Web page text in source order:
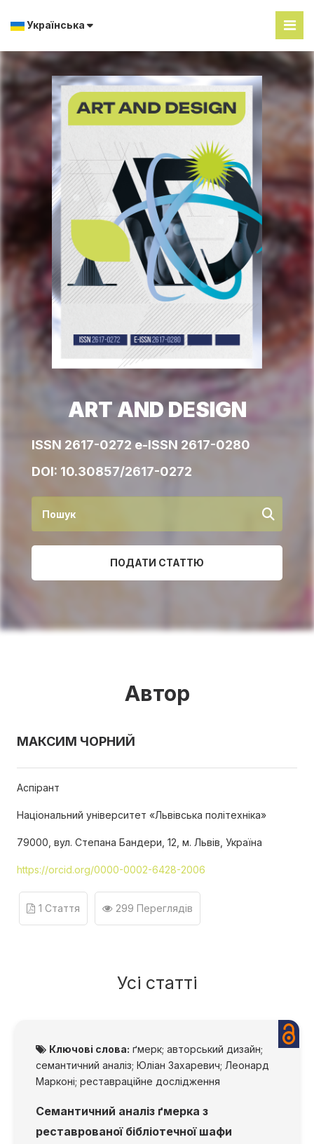
Українська
ART AND DESIGN
ISSN 2617-0272 e-ISSN 2617-0280
DOI: 10.30857/2617-0272
ПОДАТИ СТАТТЮ
Автор
МАКСИМ ЧОРНИЙ
Аспірант
Національний університет «Львівська політехніка»
79000, вул. Степана Бандери, 12, м. Львів, Україна
https://orcid.org/0000-0002-6428-2006
1 Стаття 299 Переглядів
Усі статті
Ключові слова: ґмерк; авторський дизайн;
семантичний аналіз; Юліан Захаревич; Леонард
Марконі; реставраційне дослідження
Семантичний аналіз ґмерка з
реставрованої бібліотечної шафи